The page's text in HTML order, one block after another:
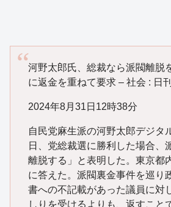
河野太郎氏、総裁なら派閥離
に返金を重ねて要求 – 社会 : 日
2024年8月31日12時38分
自民党麻生派の河野太郎デジタ
日、党総裁選に勝利した場合、
離脱する」と表明した。東京都
に答えた。派閥裏金事件を巡り
書への不記載があった議員に対
しりを受けるよりも、返すこと